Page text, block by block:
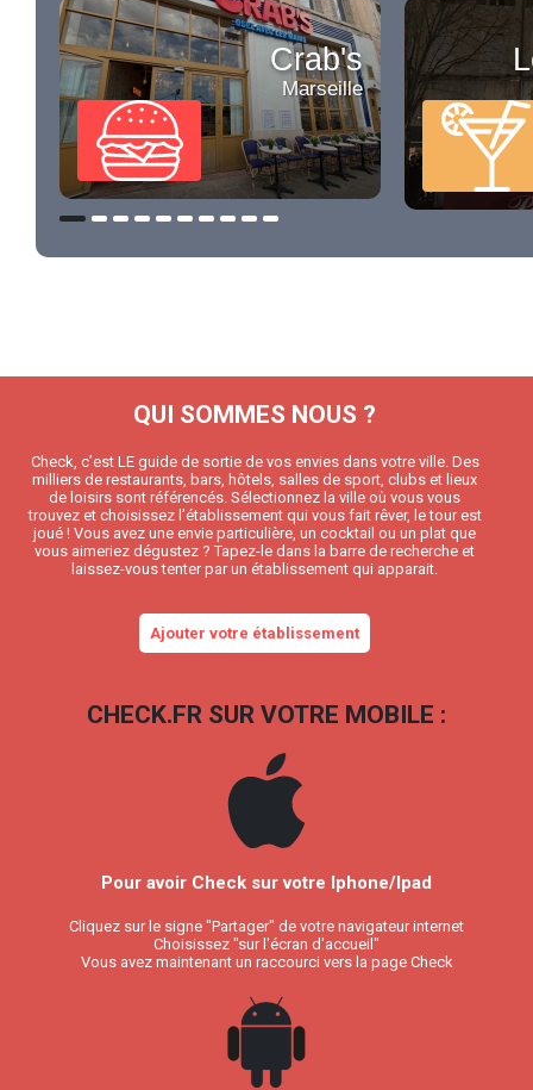
Crab's
Marseille
QUI SOMMES NOUS ?
Check, c’est LE guide de sortie de vos envies dans votre ville. Des
milliers de restaurants, bars, hôtels, salles de sport, clubs et lieux
de loisirs sont référencés. Sélectionnez la ville où vous vous
trouvez et choisissez l’établissement qui vous fait rêver, le tour est
joué ! Vous avez une envie particulière, un cocktail ou un plat que
vous aimeriez dégustez ? Tapez-le dans la barre de recherche et
laissez-vous tenter par un établissement qui apparait.
Ajouter votre établissement
CHECK.FR SUR VOTRE MOBILE :
Pour avoir Check sur votre Iphone/Ipad
Cliquez sur le signe "Partager" de votre navigateur internet
Choisissez "sur l'écran d'accueil"
Vous avez maintenant un raccourci vers la page Check